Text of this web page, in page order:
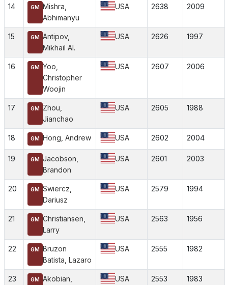
14 GM Mishra,
Abhimanyu
USA 2638 2009
15 GM Antipov,
Mikhail Al.
USA 2626 1997
16 GM Yoo,
Christopher
Woojin
USA 2607 2006
17 GM
Zhou,
Jianchao
USA 2605 1988
18 GM Hong, Andrew USA 2602 2004
19 GM Jacobson,
Brandon
USA 2601 2003
20 GM Swiercz,
Dariusz
USA 2579 1994
21 GM Christiansen,
Larry
USA 2563 1956
22 GM Bruzon
Batista, Lazaro
USA 2555 1982
23 GM Akobian,
USA 2553 1983